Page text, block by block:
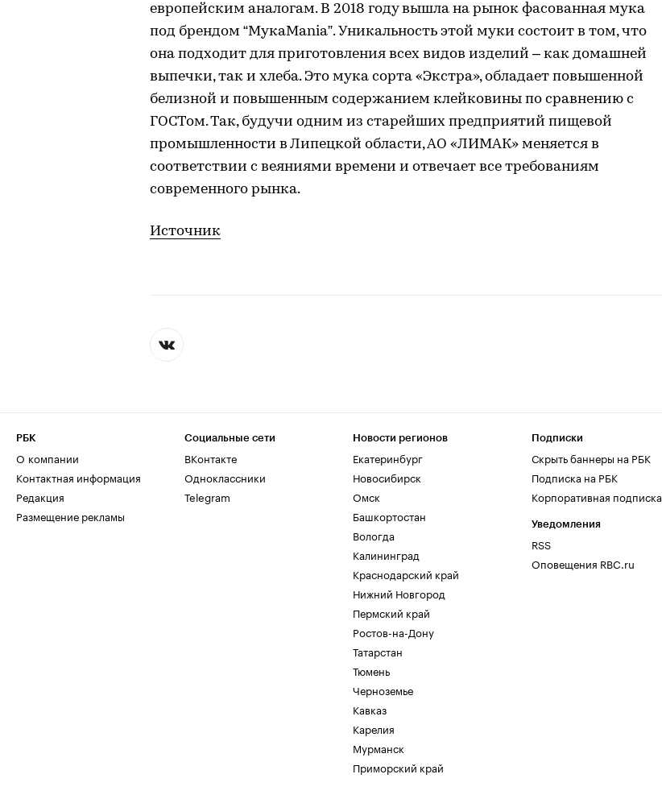
европейским аналогам. В 2018 году вышла на рынок фасованная мука
под брендом “МукаMania”. Уникальность этой муки состоит в том, что
она подходит для приготовления всех видов изделий – как домашней
выпечки, так и хлеба. Это мука сорта «Экстра», обладает повышенной
белизной и повышенным содержанием клейковины по сравнению с
ГОСТом. Так, будучи одним из старейших предприятий пищевой
промышленности в Липецкой области, АО «ЛИМАК» меняется в
соответствии с веяниями времени и отвечает все требованиям
современного рынка.
Источник
РБК
О компании
Контактная информация
Редакция
Размещение рекламы
Социальные сети
ВКонтакте
Одноклассники
Telegram
Новости регионов
Екатеринбург
Новосибирск
Омск
Башкортостан
Вологда
Калининград
Краснодарский край
Нижний Новгород
Пермский край
Ростов-на-Дону
Татарстан
Тюмень
Черноземье
Кавказ
Карелия
Мурманск
Приморский край
Подписки
Скрыть баннеры на РБК
Подписка на РБК
Корпоративная подписка
Уведомления
RSS
Оповещения RBC.ru